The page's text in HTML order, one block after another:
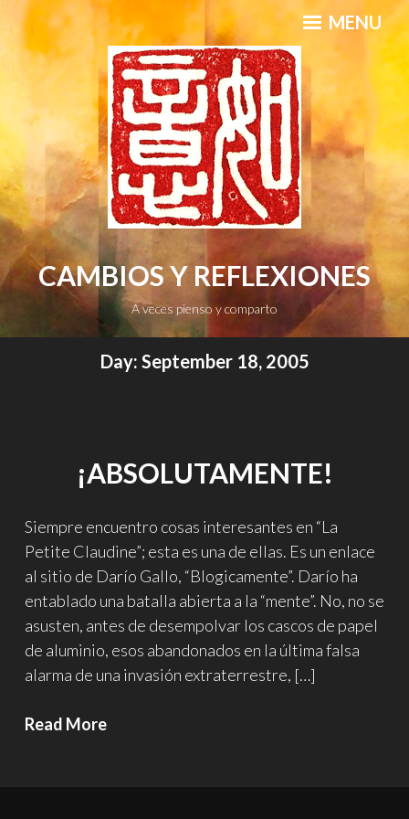
Skip
content
CAMBIOS Y REFLEXIONES
A veces pienso y comparto
MENU
Day: September 18, 2005
¡ABSOLUTAMENTE!
Siempre encuentro cosas interesantes en “La
Petite Claudine”; esta es una de ellas. Es un enlace
al sitio de Darío Gallo, “Blogicamente”. Darío ha
entablado una batalla abierta a la “mente”. No, no se
asusten, antes de desempolvar los cascos de papel
de aluminio, esos abandonados en la última falsa
alarma de una invasión extraterrestre, […]
Read More¡Absolutamente!